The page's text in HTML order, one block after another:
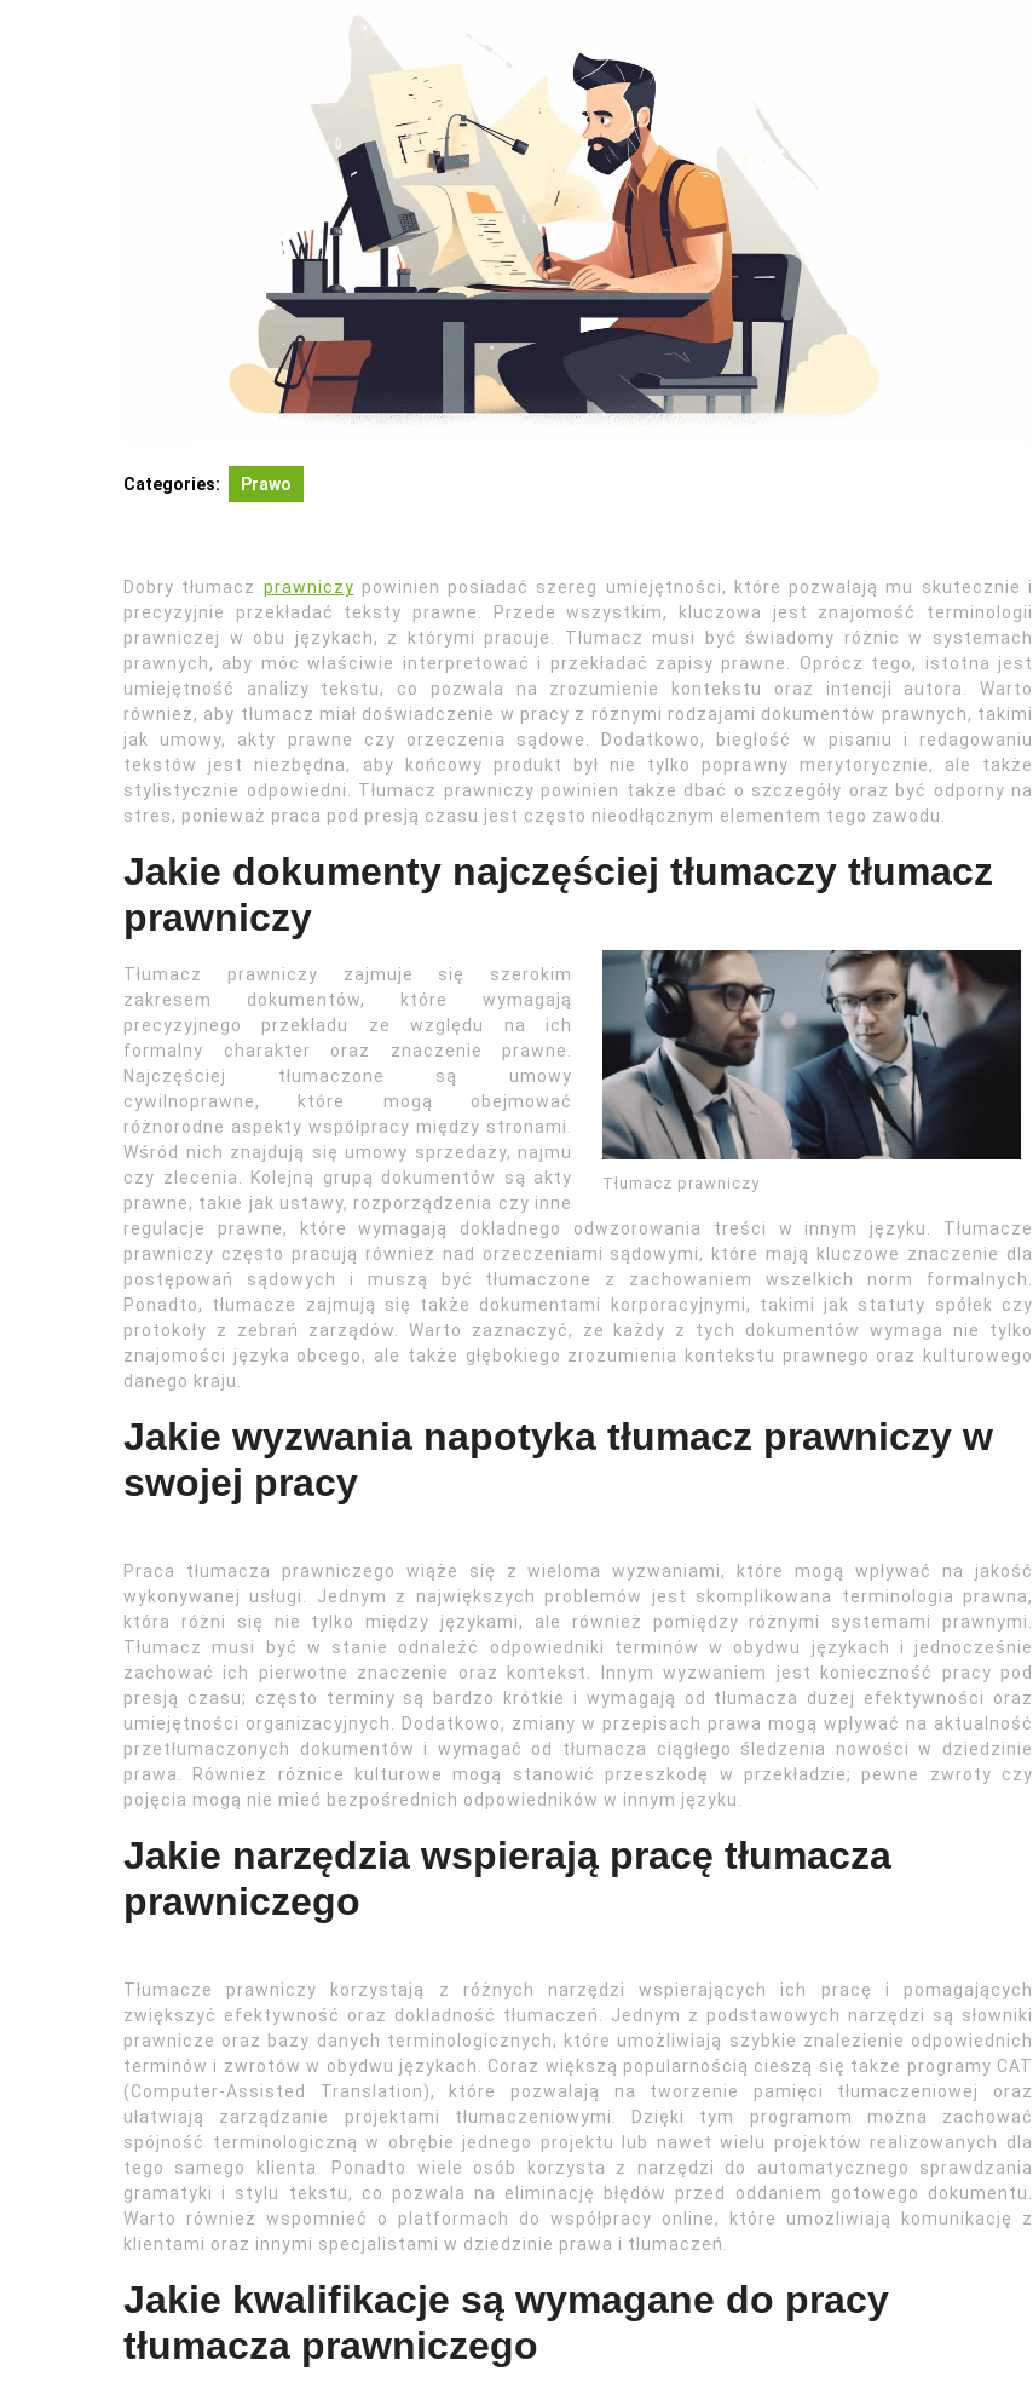
Categories: Prawo
Dobry tłumacz prawniczy powinien posiadać szereg umiejętności, które pozwalają mu skutecznie i
precyzyjnie przekładać teksty prawne. Przede wszystkim, kluczowa jest znajomość terminologii
prawniczej w obu językach, z którymi pracuje. Tłumacz musi być świadomy różnic w systemach
prawnych, aby móc właściwie interpretować i przekładać zapisy prawne. Oprócz tego, istotna jest
umiejętność analizy tekstu, co pozwala na zrozumienie kontekstu oraz intencji autora. Warto
również, aby tłumacz miał doświadczenie w pracy z różnymi rodzajami dokumentów prawnych, takimi
jak umowy, akty prawne czy orzeczenia sądowe. Dodatkowo, biegłość w pisaniu i redagowaniu
tekstów jest niezbędna, aby końcowy produkt był nie tylko poprawny merytorycznie, ale także
stylistycznie odpowiedni. Tłumacz prawniczy powinien także dbać o szczegóły oraz być odporny na
stres, ponieważ praca pod presją czasu jest często nieodłącznym elementem tego zawodu.
Jakie dokumenty najczęściej tłumaczy tłumacz
prawniczy
Tłumacz prawniczy
Tłumacz prawniczy zajmuje się szerokim
zakresem dokumentów, które wymagają
precyzyjnego przekładu ze względu na ich
formalny charakter oraz znaczenie prawne.
Najczęściej tłumaczone są umowy
cywilnoprawne, które mogą obejmować
różnorodne aspekty współpracy między stronami.
Wśród nich znajdują się umowy sprzedaży, najmu
czy zlecenia. Kolejną grupą dokumentów są akty
prawne, takie jak ustawy, rozporządzenia czy inne
regulacje prawne, które wymagają dokładnego odwzorowania treści w innym języku. Tłumacze
prawniczy często pracują również nad orzeczeniami sądowymi, które mają kluczowe znaczenie dla
postępowań sądowych i muszą być tłumaczone z zachowaniem wszelkich norm formalnych.
Ponadto, tłumacze zajmują się także dokumentami korporacyjnymi, takimi jak statuty spółek czy
protokoły z zebrań zarządów. Warto zaznaczyć, że każdy z tych dokumentów wymaga nie tylko
znajomości języka obcego, ale także głębokiego zrozumienia kontekstu prawnego oraz kulturowego
danego kraju.
Jakie wyzwania napotyka tłumacz prawniczy w
swojej pracy
Praca tłumacza prawniczego wiąże się z wieloma wyzwaniami, które mogą wpływać na jakość
wykonywanej usługi. Jednym z największych problemów jest skomplikowana terminologia prawna,
która różni się nie tylko między językami, ale również pomiędzy różnymi systemami prawnymi.
Tłumacz musi być w stanie odnaleźć odpowiedniki terminów w obydwu językach i jednocześnie
zachować ich pierwotne znaczenie oraz kontekst. Innym wyzwaniem jest konieczność pracy pod
presją czasu; często terminy są bardzo krótkie i wymagają od tłumacza dużej efektywności oraz
umiejętności organizacyjnych. Dodatkowo, zmiany w przepisach prawa mogą wpływać na aktualność
przetłumaczonych dokumentów i wymagać od tłumacza ciągłego śledzenia nowości w dziedzinie
prawa. Również różnice kulturowe mogą stanowić przeszkodę w przekładzie; pewne zwroty czy
pojęcia mogą nie mieć bezpośrednich odpowiedników w innym języku.
Jakie narzędzia wspierają pracę tłumacza
prawniczego
Tłumacze prawniczy korzystają z różnych narzędzi wspierających ich pracę i pomagających
zwiększyć efektywność oraz dokładność tłumaczeń. Jednym z podstawowych narzędzi są słowniki
prawnicze oraz bazy danych terminologicznych, które umożliwiają szybkie znalezienie odpowiednich
terminów i zwrotów w obydwu językach. Coraz większą popularnością cieszą się także programy CAT
(Computer-Assisted Translation), które pozwalają na tworzenie pamięci tłumaczeniowej oraz
ułatwiają zarządzanie projektami tłumaczeniowymi. Dzięki tym programom można zachować
spójność terminologiczną w obrębie jednego projektu lub nawet wielu projektów realizowanych dla
tego samego klienta. Ponadto wiele osób korzysta z narzędzi do automatycznego sprawdzania
gramatyki i stylu tekstu, co pozwala na eliminację błędów przed oddaniem gotowego dokumentu.
Warto również wspomnieć o platformach do współpracy online, które umożliwiają komunikację z
klientami oraz innymi specjalistami w dziedzinie prawa i tłumaczeń.
Jakie kwalifikacje są wymagane do pracy
tłumacza prawniczego